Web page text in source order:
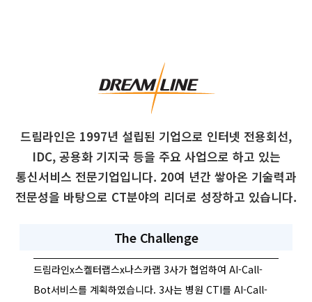
드림라인은 1997년 설립된 기업으로 인터넷 전용회선,
IDC, 공용화 기지국 등을 주요 사업으로 하고 있는
통신서비스 전문기업입니다. 20여 년간 쌓아온 기술력과
전문성을 바탕으로 CT분야의 리더로 성장하고 있습니다.
The Challenge
드림라인x스켈터랩스x나스카랩 3사가 협업하여 AI-Call-
Bot서비스를 계획하였습니다. 3사는 병원 CTI를 AI-Call-